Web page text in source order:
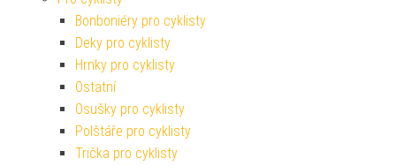
Bonboniéry pro cyklisty
Deky pro cyklisty
Hrnky pro cyklisty
Ostatní
Osušky pro cyklisty
Polštáře pro cyklisty
Trička pro cyklisty